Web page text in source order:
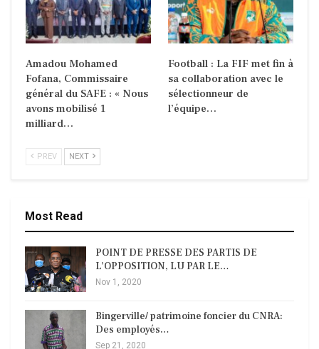
Amadou Mohamed
Fofana, Commissaire
général du SAFE : « Nous
avons mobilisé 1
milliard…
Football : La FIF met fin à
sa collaboration avec le
sélectionneur de
l’équipe…
PREV NEXT
Most Read
POINT DE PRESSE DES PARTIS DE
L’OPPOSITION, LU PAR LE…
Nov 1, 2020
Bingerville/ patrimoine foncier du CNRA:
Des employés…
Sep 21, 2020